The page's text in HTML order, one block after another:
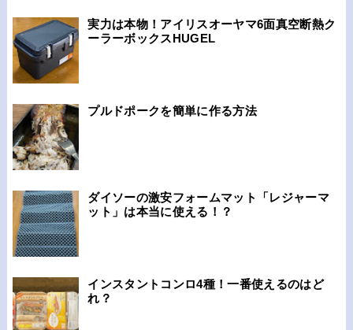
実力は本物！アイリスオーヤマ6面真空断熱ク
ーラーボックスHUGEL
プルドポークを簡単に作る方法
ダイソーの激安フォームマット「レジャーマ
ット」は本当に使える！？
インスタントコンロ4種！一番使えるのはど
れ？